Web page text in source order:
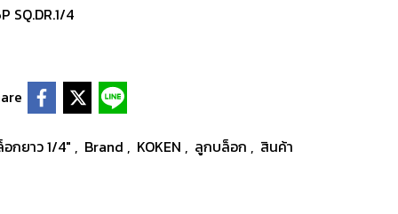
SQ.DR.1/4
กยาว 1/4" , Brand , KOKEN , ลูกบล็อก , สินค้า